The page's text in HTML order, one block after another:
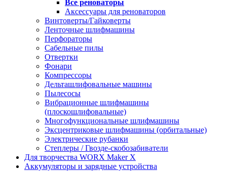
Все реноваторы
Аксессуары для реноваторов
Винтоверты/Гайковерты
Ленточные шлифмашины
Перфораторы
Сабельные пилы
Отвертки
Фонари
Компрессоры
Дельташлифовальные машины
Пылесосы
Вибрационные шлифмашины
(плоскошлифовальные)
Многофункциональные шлифмашины
Эксцентриковые шлифмашины (орбитальные)
Электрические рубанки
Степлеры / Гвозде-скобозабиватели
Для творчества WORX Maker X
Аккумуляторы и зарядные устройства